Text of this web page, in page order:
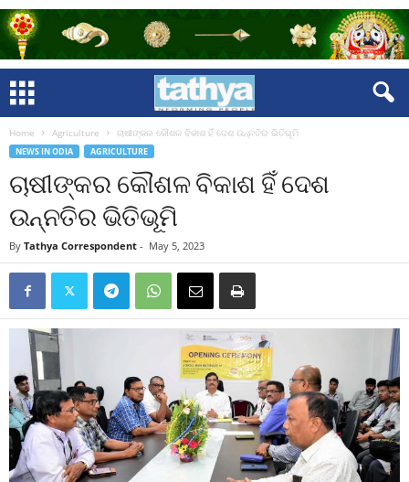
Home Agriculture ଚାଷୀଙ୍କର କୌଶଳ ବିକାଶ ହିଁ ଦେଶ ଉନ୍ନତିର ଭିତିଭୂମି
NEWS IN ODIA AGRICULTURE
ଚାଷୀଙ୍କର କୌଶଳ ବିକାଶ ହିଁ ଦେଶ
ଉନ୍ନତିର ଭିତିଭୂମି
By Tathya Correspondent - May 5, 2023